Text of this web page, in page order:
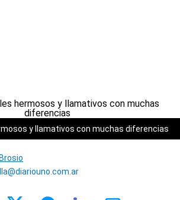
y llamativos con muchas diferencias